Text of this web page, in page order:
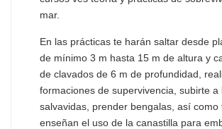
mar.
En las prácticas te harán saltar desde
de mínimo 3 m hasta 15 m de altura y
de clavados de 6 m de profundidad,
formaciones de supervivencia, subirte a
salvavidas, prender bengalas, así como
enseñan el uso de la canastilla para